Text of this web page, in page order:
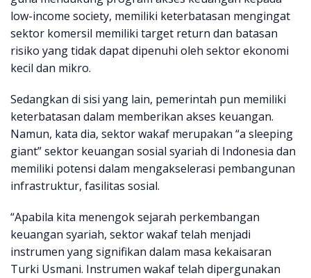
low-income society, memiliki keterbatasan mengingat
sektor komersil memiliki target return dan batasan
risiko yang tidak dapat dipenuhi oleh sektor ekonomi
kecil dan mikro.
Sedangkan di sisi yang lain, pemerintah pun memiliki
keterbatasan dalam memberikan akses keuangan.
Namun, kata dia, sektor wakaf merupakan “a sleeping
giant” sektor keuangan sosial syariah di Indonesia dan
memiliki potensi dalam mengakselerasi pembangunan
infrastruktur, fasilitas sosial.
“Apabila kita menengok sejarah perkembangan
keuangan syariah, sektor wakaf telah menjadi
instrumen yang signifikan dalam masa kekaisaran
Turki Usmani. Instrumen wakaf telah dipergunakan